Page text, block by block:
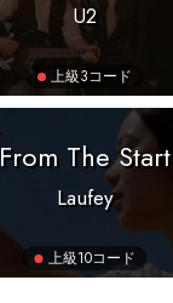
U2
上級3コード
From The Start
Laufey
上級10コード